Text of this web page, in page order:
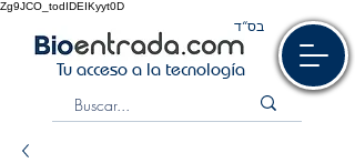
Zg9JCO_todIDEIKyyt0D
Tu acceso a la tecnología
בס“ד